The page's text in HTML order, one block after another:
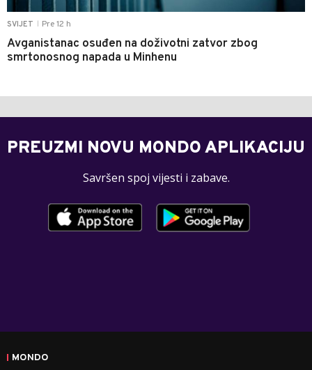
SVIJET Pre 12 h
Avganistanac osuđen na doživotni zatvor zbog
smrtonosnog napada u Minhenu
PREUZMI NOVU MONDO APLIKACIJU
Savršen spoj vijesti i zabave.
MONDO